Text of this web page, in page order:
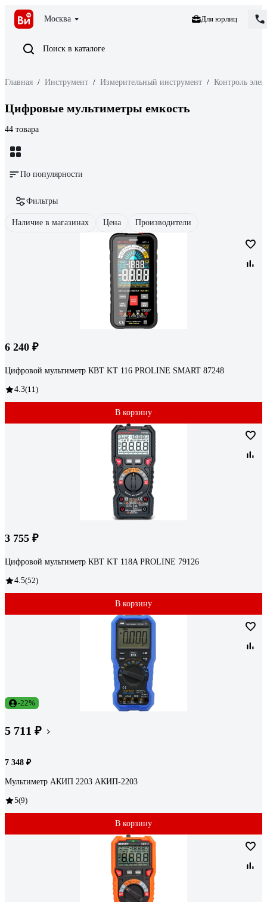
Москва Для юрлиц
Поиск в каталоге
Главная / Инструмент / Измерительный инструмент / Контроль
Цифровые мультиметры емкость
44 товара
По популярности
Фильтры
Наличие в магазинах Цена Производители
6 240 ₽
Цифровой мультиметр КВТ KT 116 PROLINE SMART 87248
4.3(11)
В корзину
3 755 ₽
Цифровой мультиметр КВТ KT 118A PROLINE 79126
4.5(52)
В корзину
-22%
5 711 ₽
7 348 ₽
Мультиметр АКИП 2203 АКИП-2203
5(9)
В корзину